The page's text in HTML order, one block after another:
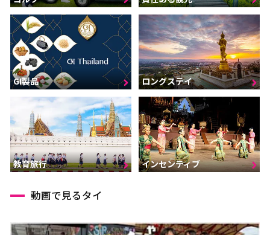
GI製品 ロングステイ
教育旅行 インセンティブ
動画で見るタイ